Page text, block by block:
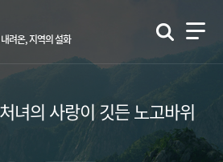
려온, 지역의 설화
녀의 사랑이 깃든 노고바위